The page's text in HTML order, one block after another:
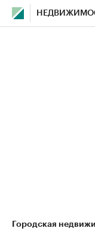
Городская